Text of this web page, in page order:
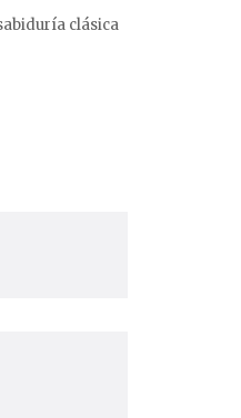
clásica